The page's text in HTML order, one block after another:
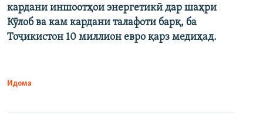
кардани иншоотҳои энергетикӣ дар шаҳри
Кӯлоб ва кам кардани талафоти барқ, ба
Тоҷикистон 10 миллион евро қарз медиҳад.
Идома